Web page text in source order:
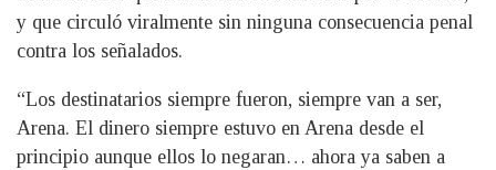
y que circuló viralmente sin ninguna consecuencia penal
contra los señalados.
“Los destinatarios siempre fueron, siempre van a ser,
Arena. El dinero siempre estuvo en Arena desde el
principio aunque ellos lo negaran… ahora ya saben a